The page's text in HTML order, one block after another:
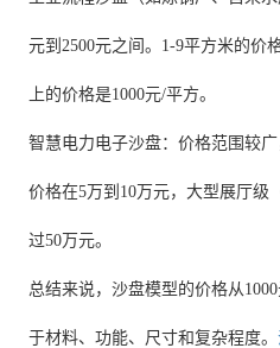
元到2500元之间。1-9平方米的价
上的价格是1000元/平方。
智慧电力电子沙盘：价格范围较
价格在5万到10万元，大型展厅级
过50万元。
总结来说，沙盘模型的价格从
于材料、功能、尺寸和复杂程度。